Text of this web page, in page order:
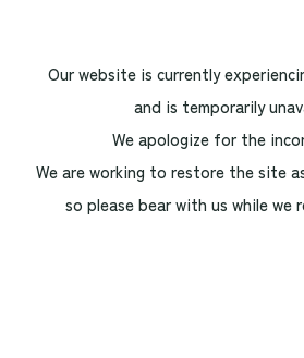
Our website is currently
and is temporarily
We apologize for the
We are working to restore the site
so please bear with us while we